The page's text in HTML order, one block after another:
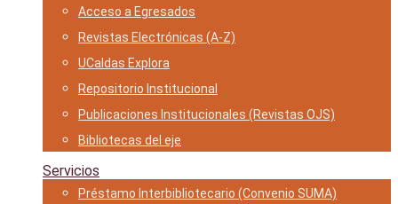
Acceso a Egresados
Revistas Electrónicas (A-Z)
UCaldas Explora
Repositorio Institucional
Publicaciones Institucionales (Revistas OJS)
Bibliotecas del eje
Servicios
Préstamo Interbibliotecario (Convenio SUMA)